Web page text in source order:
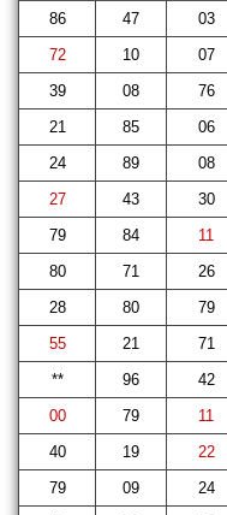
86
47 03
72
10 07
39
08 76
21
85 06
24
89 08
27
43 30
79
84 11
80
71 26
28
80 79
55
21 71
**
96 42
00
79 11
40
19 22
79
09 24